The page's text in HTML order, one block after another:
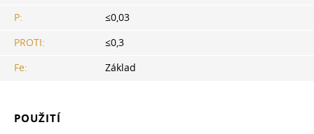
P:
≤0,03
PROTI:
≤0,3
Fe:
Základ
POUŽITÍ